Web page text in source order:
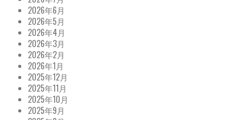
2026年6月
2026年5月
2026年4月
2026年3月
2026年2月
2026年1月
2025年12月
2025年11月
2025年10月
2025年9月